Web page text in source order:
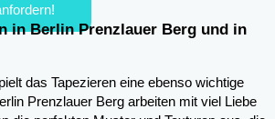
in Berlin Prenzlauer Berg und in
das Tapezieren eine ebenso wichtige
Prenzlauer Berg arbeiten mit viel Liebe